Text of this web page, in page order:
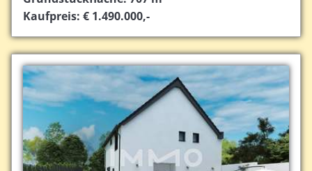
Kaufpreis: € 1.490.000,-